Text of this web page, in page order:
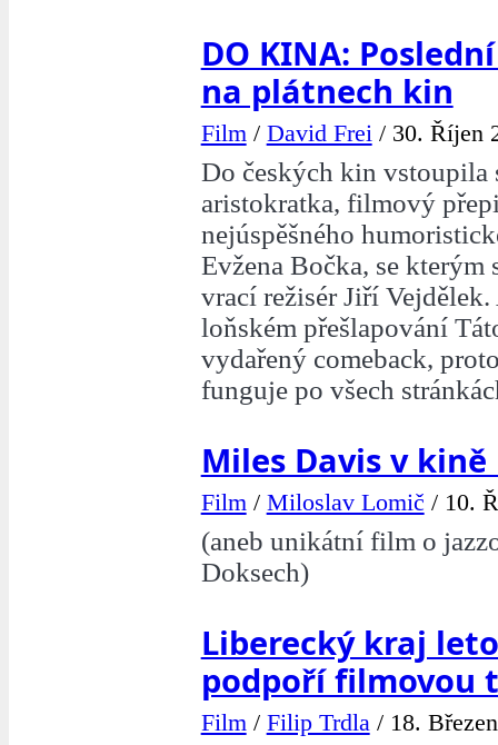
DO KINA:
na plátnech kin
Film/ David Frei/ 30. Říjen
Do českých kin vstoupila
aristokratka, filmový
nejúspěšného
Evžena Bočka, se kterým
vrací režisér Jiří
loňském přešlapování
vydařený comeback,
funguje po všech
Miles Davis v kině
Film/ Miloslav Lomič / 10.
(aneb unikátní film o
Doksech)
Liberecký kraj
podpoří filmovou
Film/ Filip Trdla/ 18.